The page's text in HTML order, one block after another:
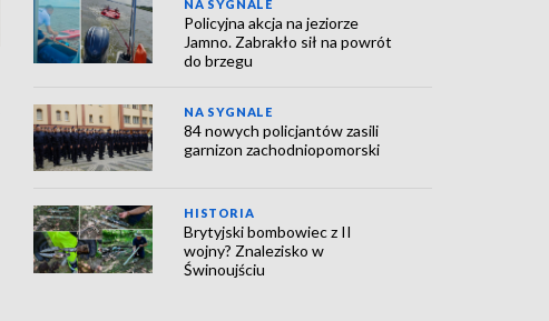
NA SYGNALE
Policyjna akcja na jeziorze
Jamno. Zabrakło sił na powrót
do brzegu
NA SYGNALE
84 nowych policjantów zasili
garnizon zachodniopomorski
HISTORIA
Brytyjski bombowiec z II
wojny? Znalezisko w
Świnoujściu